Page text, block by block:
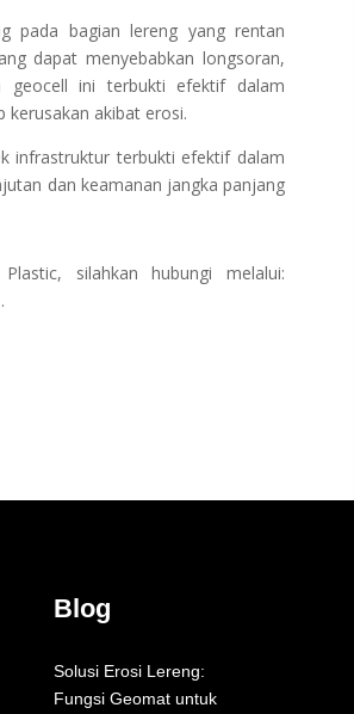
pada bagian lereng yang rentan
dapat menyebabkan longsoran,
geocell ini terbukti efektif dalam
kerusakan akibat erosi.
infrastruktur terbukti efektif dalam
dan keamanan jangka panjang
silahkan hubungi melalui:
.
Blog
Solusi Erosi Lereng:
Fungsi Geomat untuk